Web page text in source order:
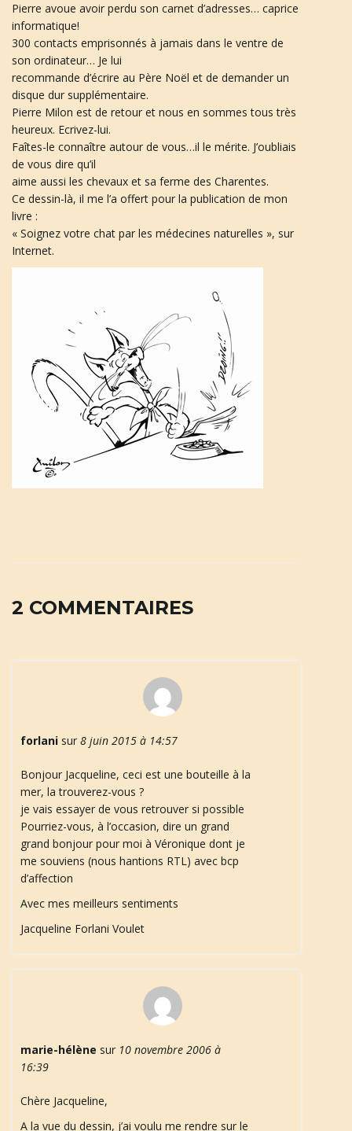
Pierre avoue avoir perdu son carnet d’adresses… caprice
informatique!
300 contacts emprisonnés à jamais dans le ventre de
son ordinateur… Je lui
recommande d’écrire au Père Noël et de demander un
disque dur supplémentaire.
Pierre Milon est de retour et nous en sommes tous très
heureux. Ecrivez-lui.
Faîtes-le connaître autour de vous…il le mérite. J’oubliais
de vous dire qu’il
aime aussi les chevaux et sa ferme des Charentes.
Ce dessin-là, il me l’a offert pour la publication de mon
livre :
« Soignez votre chat par les médecines naturelles », sur
Internet.
2 COMMENTAIRES
forlani sur 8 juin 2015 à 14:57
Bonjour Jacqueline, ceci est une bouteille à la
mer, la trouverez-vous ?
je vais essayer de vous retrouver si possible
Pourriez-vous, à l’occasion, dire un grand
grand bonjour pour moi à Véronique dont je
me souviens (nous hantions RTL) avec bcp
d’affection
Avec mes meilleurs sentiments
Jacqueline Forlani Voulet
marie-hélène sur 10 novembre 2006 à
16:39
Chère Jacqueline,
A la vue du dessin, j’ai voulu me rendre sur le